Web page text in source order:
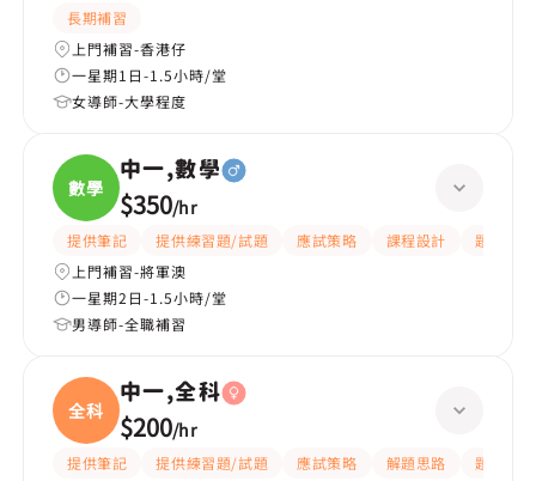
長期補習
上門補習-香港仔
一星期1日-1.5小時/堂
女導師-大學程度
數學
中一,數學
$350/hr
提供筆記 提供練習題/試題 應試策略 課程設計
題目講解
上門補習-將軍澳
一星期2日-1.5小時/堂
男導師-全職補習
全科
中一,全科
$200/hr
提供筆記 提供練習題/試題 應試策略 解題思路
題目講解